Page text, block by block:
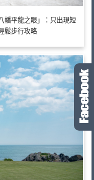
幡平龍之眼」：只出現短
鬆步行攻略